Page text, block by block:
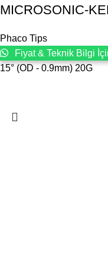
MICROSONIC-
Phaco Tips
Fiyat & Teknik Bilgi
15° (OD - 0.9mm) 20G